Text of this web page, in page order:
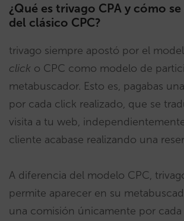
¿Qué es trivago CPA y cómo
del clásico CPC?
trivago siempre apostó por el
click o CPC como modelo de
metabuscador. Esto es, pagabas
por cada click realizado, que se
visita a tu web,
cliente acabase realizando una
A diferencia del modelo CPC,
permite aparecer en su
una comisión únicamente por cada